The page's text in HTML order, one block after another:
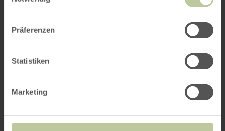
Präferenzen
Statistiken
Marketing